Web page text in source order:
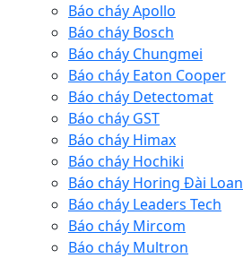
Báo cháy Apollo
Báo cháy Bosch
Báo cháy Chungmei
Báo cháy Eaton Cooper
Báo cháy Detectomat
Báo cháy GST
Báo cháy Himax
Báo cháy Hochiki
Báo cháy Horing Đài Loan
Báo cháy Leaders Tech
Báo cháy Mircom
Báo cháy Multron